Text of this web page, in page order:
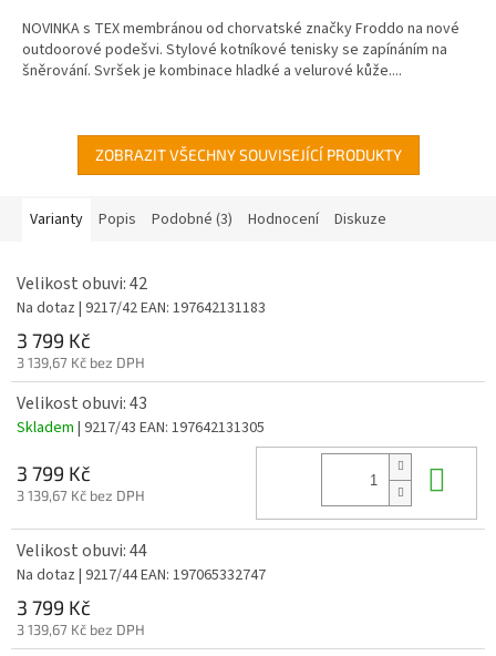
NOVINKA s TEX membránou od chorvatské značky Froddo na nové
outdoorové podešvi. Stylové kotníkové tenisky se zapínáním na
šněrování. Svršek je kombinace hladké a velurové kůže....
ZOBRAZIT VŠECHNY SOUVISEJÍCÍ PRODUKTY
Varianty Popis Podobné (3) Hodnocení Diskuze
Velikost obuvi: 42
Na dotaz | 9217/42EAN: 197642131183
3 799 Kč
3 139,67 Kč bez DPH
Velikost obuvi: 43
Skladem | 9217/43 EAN: 197642131305
3 799 Kč
3 139,67 Kč bez DPH
Velikost obuvi: 44
Na dotaz | 9217/44EAN: 197065332747
3 799 Kč
3 139,67 Kč bez DPH